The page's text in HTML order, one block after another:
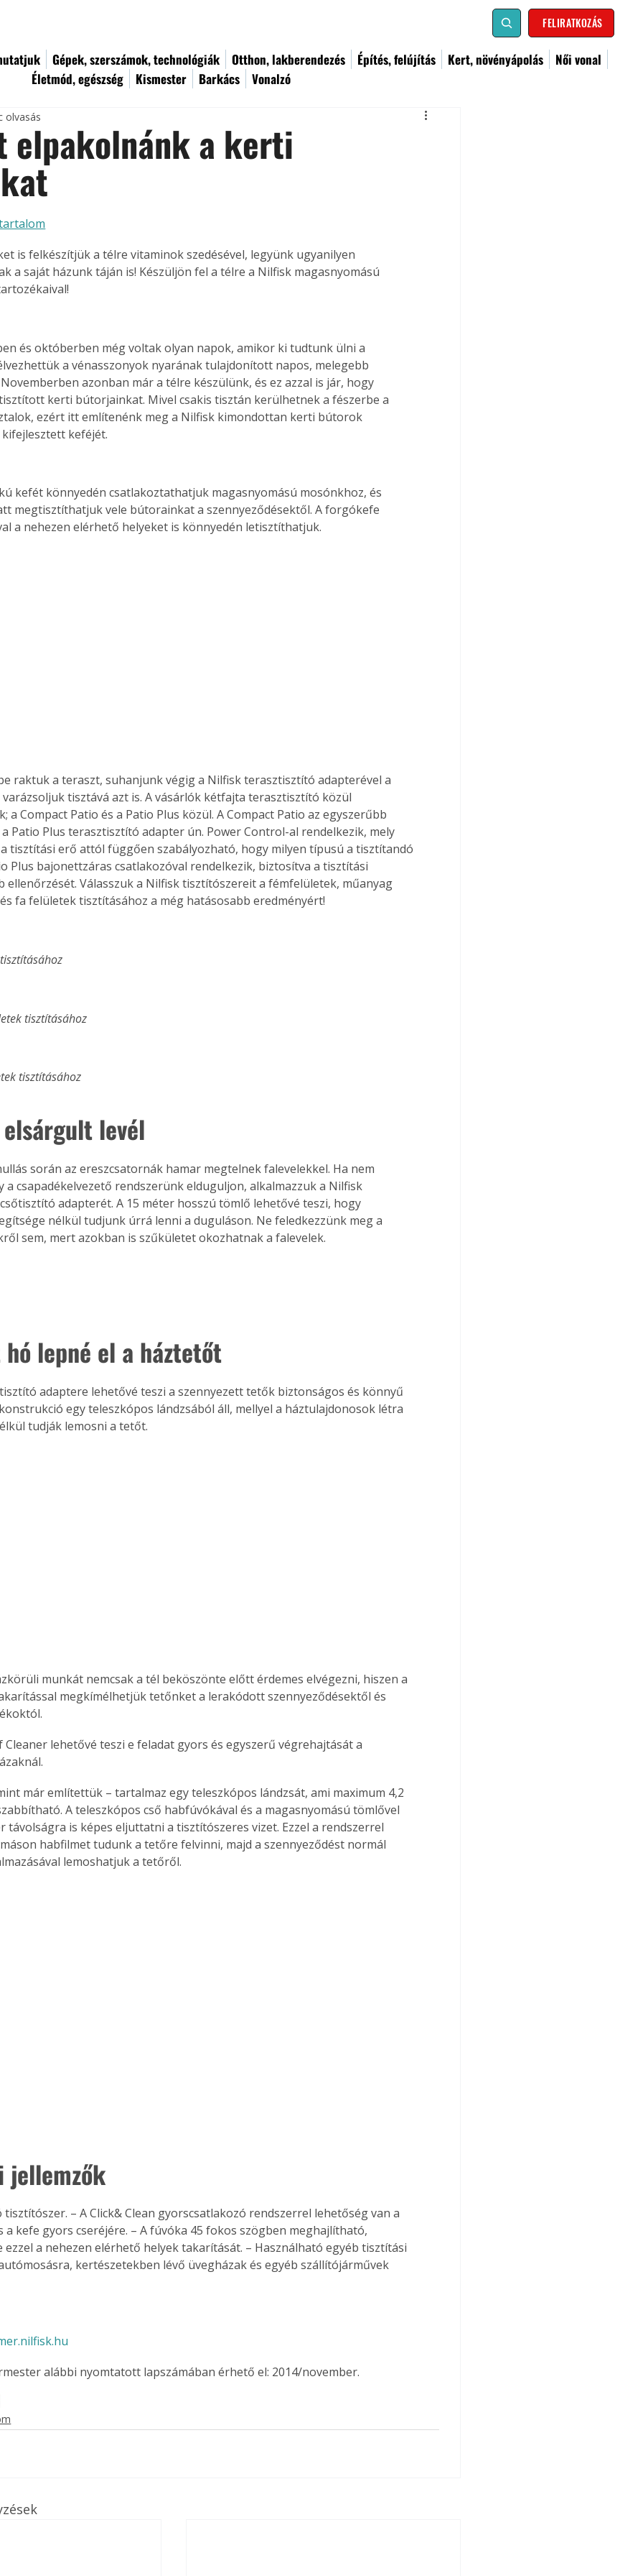
FELIRATKOZÁS
Gépek, szerszámok, technológiák Otthon, lakberendezés Építés, felújítás Kert, növényápolás
Női vonal
Életmód, egészség
Kismester Barkács Vonalzó
az
Old
Együtt jobban megéri!
Bővebb információ itt!
Együtt jobban megéri! A
könyvek tetszőleges
párosítással kedvezményes
áron, 0 Ft postaköltséggel
elpakolnánk a kerti
olvasás
is felkészítjük a télre vitaminok szedésével, legyünk ugyanilyen
a saját házunk táján is! Készüljön fel a télre a Nilfisk magasnyomású
és októberben még voltak olyan napok, amikor ki tudtunk ülni a
a vénasszonyok nyarának tulajdonított napos, melegebb
azonban már a télre készülünk, és ez azzal is jár, hogy
kerti bútorjainkat. Mivel csakis tisztán kerülhetnek a fészerbe a
ezért itt említenénk meg a Nilfisk kimondottan kerti bútorok
keféjét.
kefét könnyedén csatlakoztathatjuk magasnyomású mosónkhoz, és
megtisztíthatjuk vele bútorainkat a szennyeződésektől. A forgókefe
a nehezen elérhető helyeket is könnyedén letisztíthatjuk.
raktuk a teraszt, suhanjunk végig a Nilfisk terasztisztító adapterével a
tisztává azt is. A vásárlók kétfajta terasztisztító közül
a Compact Patio és a Patio Plus közül. A Compact Patio az egyszerűbb
Patio Plus terasztisztító adapter ún. Power Control-al rendelkezik, mely
tisztítási erő attól függően szabályozható, hogy milyen típusú a tisztítandó
Plus bajonettzáras csatlakozóval rendelkezik, biztosítva a tisztítási
ellenőrzését. Válasszuk a Nilfisk tisztítószereit a fémfelületek, műanyag
fa felületek tisztításához a még hatásosabb eredményért!
tisztításához
tisztításához
levél
során az ereszcsatornák hamar megtelnek falevelekkel. Ha nem
a csapadékelvezető rendszerünk elduguljon, alkalmazzuk a Nilfisk
adapterét. A 15 méter hosszú tömlő lehetővé teszi, hogy
nélkül tudjunk úrrá lenni a duguláson. Ne feledkezzünk meg a
sem, mert azokban is szűkületet okozhatnak a falevelek.
lepné el a háztetőt
adaptere lehetővé teszi a szennyezett tetők biztonságos és könnyű
egy teleszkópos lándzsából áll, mellyel a háztulajdonosok létra
tudják lemosni a tetőt.
munkát nemcsak a tél beköszönte előtt érdemes elvégezni, hiszen a
megkímélhetjük tetőnket a lerakódott szennyeződésektől és
Cleaner lehetővé teszi e feladat gyors és egyszerű végrehajtását a
már említettük – tartalmaz egy teleszkópos lándzsát, ami maximum 4,2
A teleszkópos cső habfúvókával és a magasnyomású tömlővel
távolságra is képes eljuttatni a tisztítószeres vizet. Ezzel a rendszerrel
habfilmet tudunk a tetőre felvinni, majd a szennyeződést normál
lemoshatjuk a tetőről.
jellemzők
tisztítószer. – A Click& Clean gyorscsatlakozó rendszerrel lehetőség van a
a kefe gyors cseréjére. – A fúvóka 45 fokos szögben meghajlítható,
ezzel a nehezen elérhető helyek takarítását. – Használható egyéb tisztítási
kertészetekben lévő üvegházak és egyéb szállítójárművek
alábbi nyomtatott lapszámában érhető el: 2014/november.